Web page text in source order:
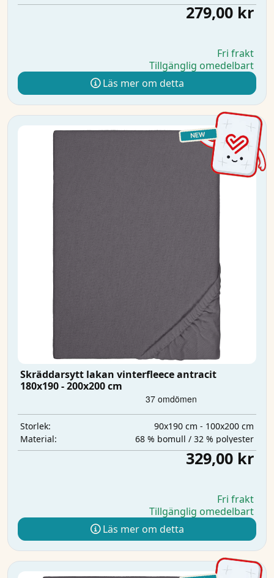
279,00 kr
Fri frakt
Tillgänglig omedelbart
Läs mer om detta
Skräddarsytt lakan vinterfleece antracit
180x190 - 200x200 cm
Storlek:
90x190 cm - 100x200 cm
Material:
68 % bomull / 32 % polyester
329,00 kr
Fri frakt
Tillgänglig omedelbart
Läs mer om detta